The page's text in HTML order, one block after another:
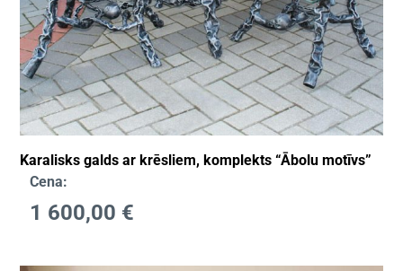
Karalisks galds ar krēsliem, komplekts “Ābolu motīvs”
Cena:
1 600,00 €